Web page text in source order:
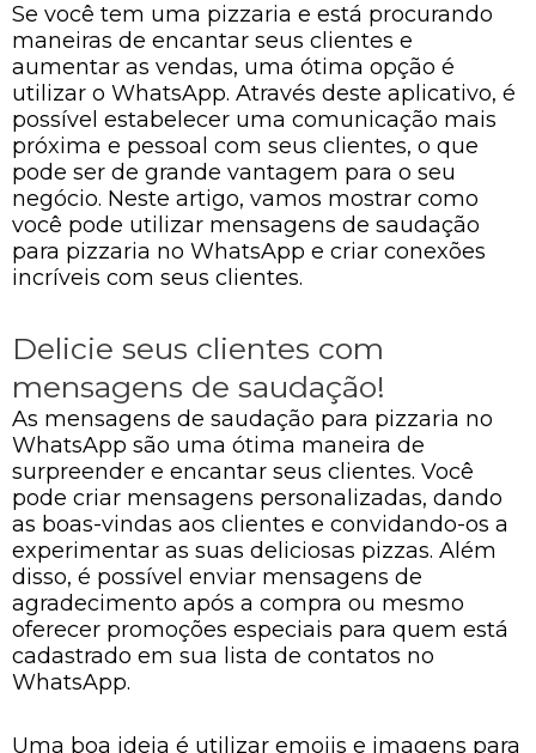
Se você tem uma pizzaria e está procurando
maneiras de encantar seus clientes e
aumentar as vendas, uma ótima opção é
utilizar o WhatsApp. Através deste aplicativo, é
possível estabelecer uma comunicação mais
próxima e pessoal com seus clientes, o que
pode ser de grande vantagem para o seu
negócio. Neste artigo, vamos mostrar como
você pode utilizar mensagens de saudação
para pizzaria no WhatsApp e criar conexões
incríveis com seus clientes.
Delicie seus clientes com
mensagens de saudação!
As mensagens de saudação para pizzaria no
WhatsApp são uma ótima maneira de
surpreender e encantar seus clientes. Você
pode criar mensagens personalizadas, dando
as boas-vindas aos clientes e convidando-os a
experimentar as suas deliciosas pizzas. Além
disso, é possível enviar mensagens de
agradecimento após a compra ou mesmo
oferecer promoções especiais para quem está
cadastrado em sua lista de contatos no
WhatsApp.
Uma boa ideia é utilizar emojis e imagens para